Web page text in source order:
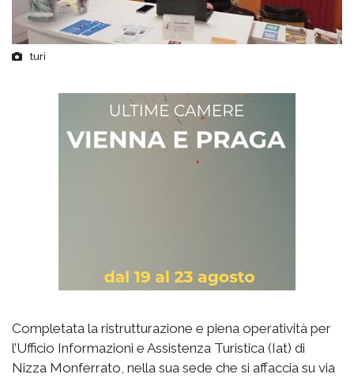
turi
Completata la ristrutturazione e piena operatività per
l’Ufficio Informazioni e Assistenza Turistica (Iat) di
Nizza Monferrato, nella sua sede che si affaccia su via